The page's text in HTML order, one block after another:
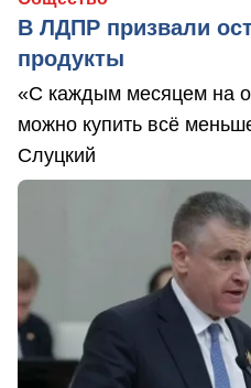
В ЛДПР призвали
продукты
«С каждым месяцем на
можно купить всё
Слуцкий